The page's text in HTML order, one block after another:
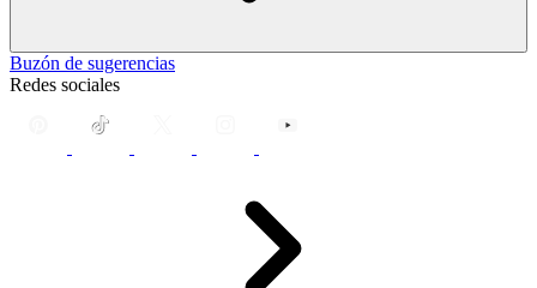
Buzón de sugerencias
Redes sociales